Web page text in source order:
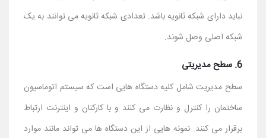
نباید دارای شبکه ثانویه باشد. تعدادی شبکه ثانویه می توانند به یک
شبکه اصلی وصل شوند.
6. سطح مدیریتی
سطح مدیریت شامل کلیه دستگاه هایی است که سیستم اتوماسیون
ساختمان را کنترل و نظارت می کنند و با کارکنان و اینترنت ارتباط
برقرار می کنند. نمونه هایی از این دستگاه ها می تواند مانند موارد